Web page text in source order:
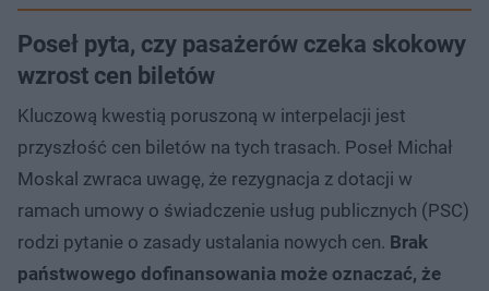
Poseł pyta, czy pasażerów czeka skokowy
wzrost cen biletów
Kluczową kwestią poruszoną w interpelacji jest
przyszłość cen biletów na tych trasach. Poseł Michał
Moskal zwraca uwagę, że rezygnacja z dotacji w
ramach umowy o świadczenie usług publicznych (PSC)
rodzi pytanie o zasady ustalania nowych cen. Brak
państwowego dofinansowania może oznaczać, że